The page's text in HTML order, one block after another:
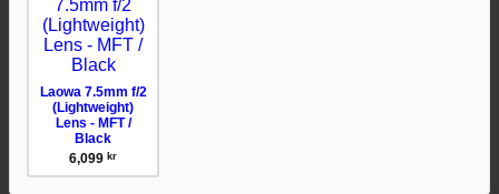
Laowa 7.5mm f/2
(Lightweight)
Lens - MFT /
Black
6,099 kr